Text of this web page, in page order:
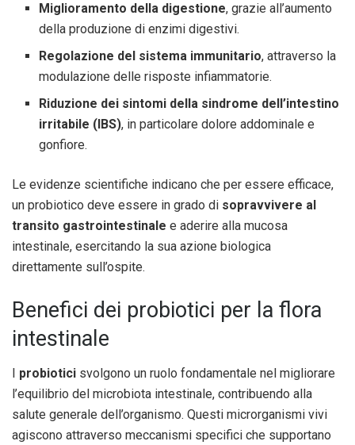
Miglioramento della digestione, grazie all’aumento
della produzione di enzimi digestivi.
Regolazione del sistema immunitario, attraverso la
modulazione delle risposte infiammatorie.
Riduzione dei sintomi della sindrome dell’intestino
irritabile (IBS), in particolare dolore addominale e
gonfiore.
Le evidenze scientifiche indicano che per essere efficace,
un probiotico deve essere in grado di sopravvivere al
transito gastrointestinale e aderire alla mucosa
intestinale, esercitando la sua azione biologica
direttamente sull’ospite.
Benefici dei probiotici per la flora
intestinale
probiotici svolgono un ruolo fondamentale nel migliorare
l’equilibrio del microbiota intestinale, contribuendo alla
salute generale dell’organismo. Questi microrganismi vivi
agiscono attraverso meccanismi specifici che supportano